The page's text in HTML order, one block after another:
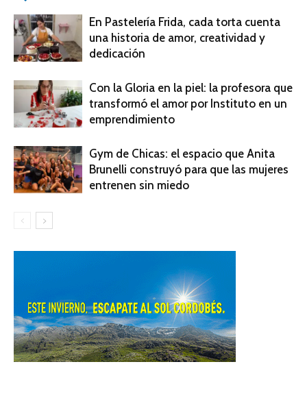
En Pastelería Frida, cada torta cuenta
una historia de amor, creatividad y
dedicación
Con la Gloria en la piel: la profesora que
transformó el amor por Instituto en un
emprendimiento
Gym de Chicas: el espacio que Anita
Brunelli construyó para que las mujeres
entrenen sin miedo